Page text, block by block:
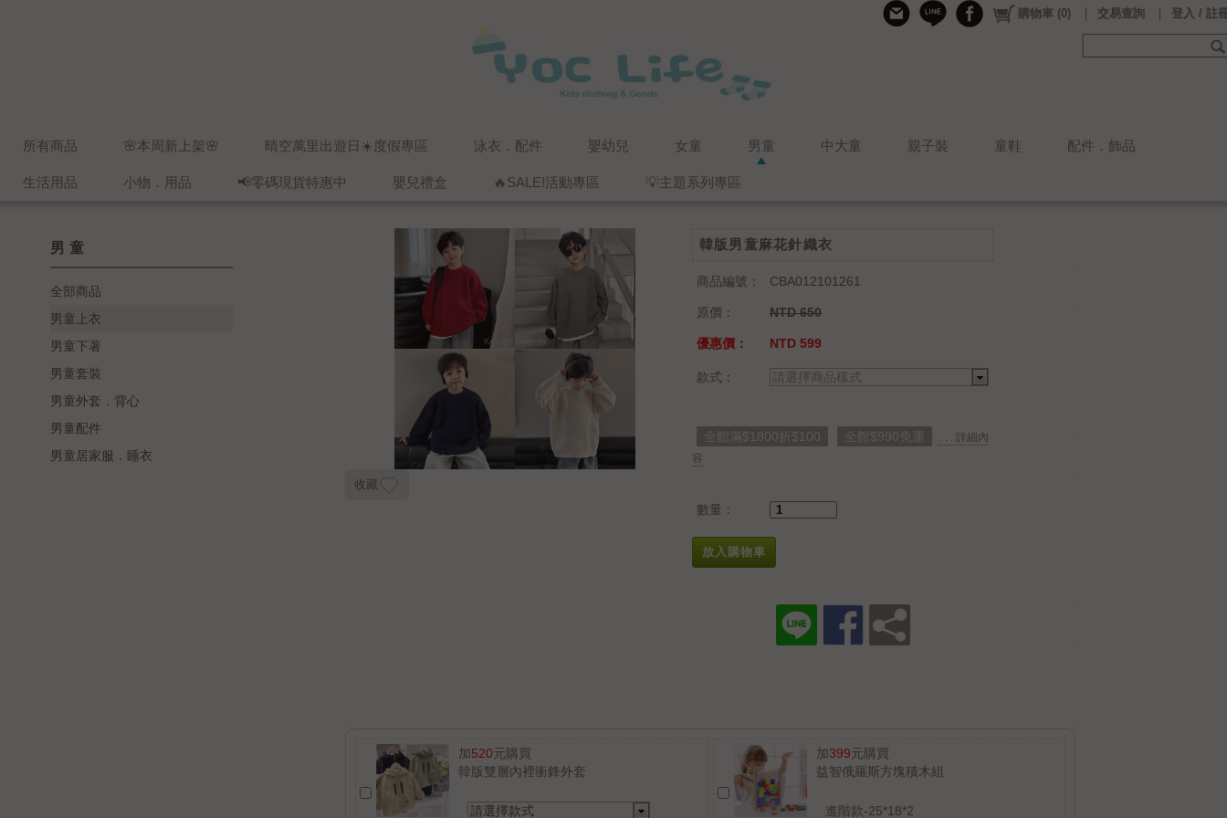
所有商品 🌸本周新上架🌸 晴空萬里出遊日☀️度假專區 泳衣．配件 嬰幼兒 女童 男童 中大童 親子裝 童鞋 配件．飾品
生活用品 小物．用品 📢零碼現貨特惠中 嬰兒禮盒 🔥SALE!活動專區 💡主題系列專區
購物車 (0) 交易查詢 登入 / 註
男童
全部商品
男童上衣
男童下著
男童套裝
男童外套．背心
男童配件
男童居家服．睡衣
收藏
韓版男童麻花針織衣
商品編號： CBA012101261
原價： NTD 650
優惠價： NTD 599
款式： 請選擇商品樣式
全館滿$1800折$100 全館$990免運
. . . 詳細內
容
數量：
放入購物車
加520元購買
韓版雙層內裡衝鋒外套
請選擇款式
加399元購買
益智俄羅斯方塊積木組
進階款-25*18*2